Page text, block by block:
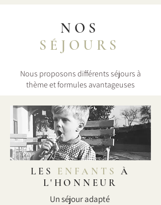
NOS
SÉJOURS
Nous proposons différents séjours à
thème et formules avantageuses
LES ENFANTS
À
L'HONNEUR
Un séjour adapté